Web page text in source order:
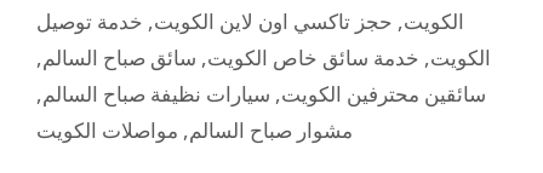
الكويت, حجز تاكسي اون لاين الكويت, خدمة توصيل
الكويت, خدمة سائق خاص الكويت, سائق صباح السالم,
سائقين محترفين الكويت, سيارات نظيفة صباح السالم,
مشوار صباح السالم, مواصلات الكويت